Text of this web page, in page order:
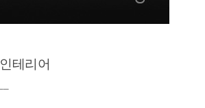
인테리어